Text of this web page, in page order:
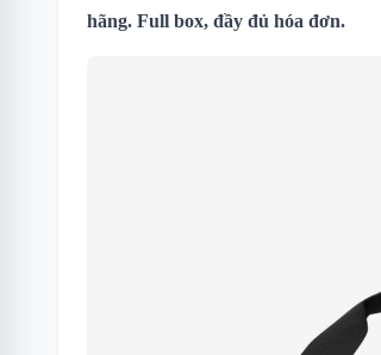
hãng. Full box, đầy đủ hóa đơn.